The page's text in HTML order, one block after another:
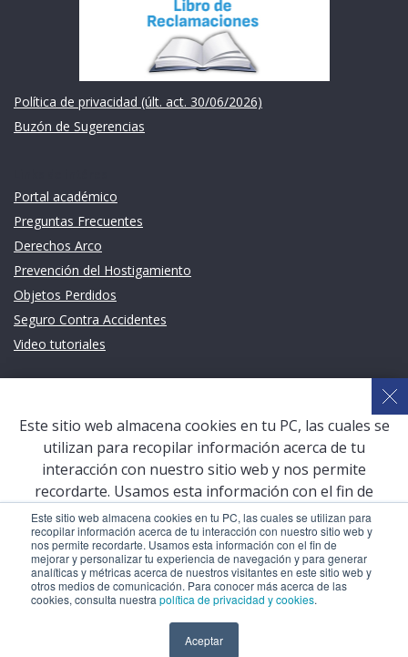
Este sitio web almacena cookies en tu PC, las cuales se utilizan para
recopilar información acerca de tu interacción con nuestro sitio web y
nos permite recordarte. Usamos esta información con el fin de
mejorar y personalizar tu experiencia de navegación y para generar
analíticas y métricas acerca de nuestros visitantes en este sitio web y
otros medios de comunicación. Para conocer más acerca de las
cookies, consulta nuestra política de privacidad y cookies.
Aceptar
Política de privacidad (últ. act. 30/06/2026)
Buzón de Sugerencias
Portal académico
Preguntas Frecuentes
Derechos Arco
Prevención del Hostigamiento
Objetos Perdidos
Seguro Contra Accidentes
Video tutoriales
Sistema de Gestión Académica (SGA)
Defensoría Universitaria
Terceros vinculados
San Pablo Mail
Aula Virtual Pregrado
Aula Virtual Postgrado
COPYRIGHT © 2026 Universidad Católica San Pablo – RUC:
Este sitio web almacena cookies en tu PC, las cuales se
utilizan para recopilar información acerca de tu
interacción con nuestro sitio web y nos permite
recordarte. Usamos esta información con el fin de
mejorar y personalizar tu experiencia de navegación y
para generar analíticas y métricas acerca de nuestros
visitantes en este sitio web y otros medios de
comunicación. Para conocer más acerca de las cookies,
consulta nuestrapolítica de privacidad y cookies
Aceptar